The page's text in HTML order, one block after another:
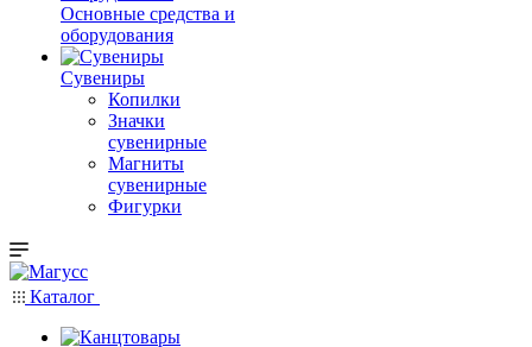
Основные средства и
оборудования
Сувениры
Копилки
Значки
сувенирные
Магниты
сувенирные
Фигурки
Каталог